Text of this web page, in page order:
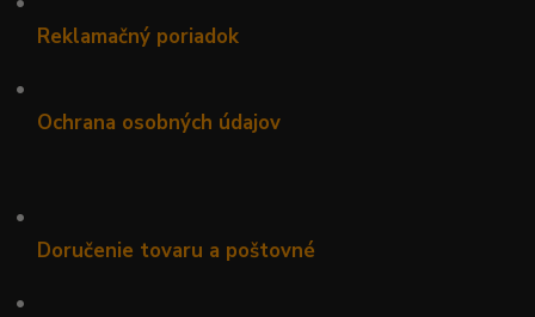
Reklamačný poriadok
•
Ochrana osobných údajov
•
Doručenie tovaru a poštovné
•